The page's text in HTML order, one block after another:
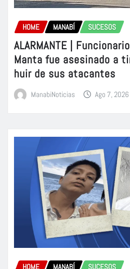
HOME MANABÍ SUCESOS
ALARMANTE |
Manta fue asesinado a
huir de sus atacantes
ManabiNoticias Ago 7, 2026
HOME MANABÍ SUCESOS